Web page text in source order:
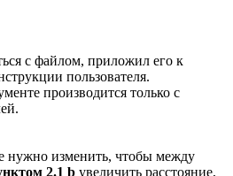
с файлом, приложил его к
пользователя.
производится только с
нужно изменить, чтобы между
2.1 b увеличить расстояние,